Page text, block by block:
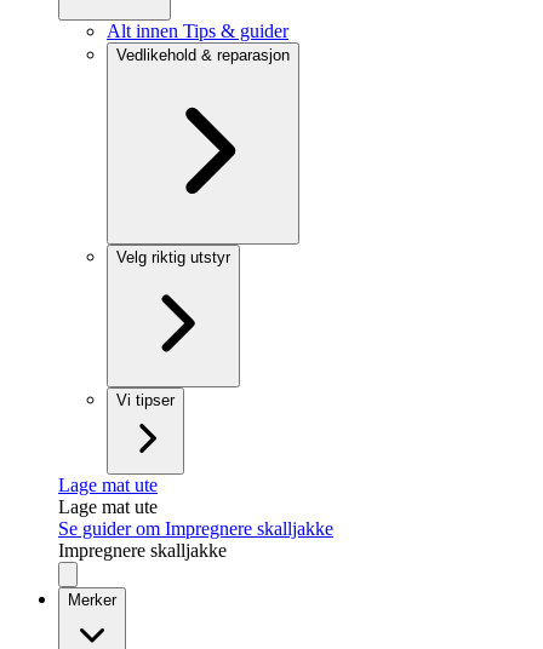
Alt innen Tips & guider
Vedlikehold & reparasjon
Velg riktig utstyr
Vi tipser
Lage mat ute
Lage mat ute
Se guider om Impregnere skalljakke
Impregnere skalljakke
Merker